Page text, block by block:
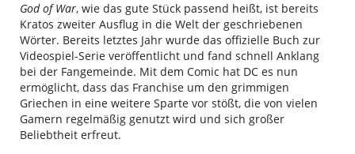
God of War, wie das gute Stück passend heißt, ist bereits
Kratos zweiter Ausflug in die Welt der geschriebenen
Wörter. Bereits letztes Jahr wurde das offizielle Buch zur
Videospiel-Serie veröffentlicht und fand schnell Anklang
bei der Fangemeinde. Mit dem Comic hat DC es nun
ermöglicht, dass das Franchise um den grimmigen
Griechen in eine weitere Sparte vor stößt, die von vielen
Gamern regelmäßig genutzt wird und sich großer
Beliebtheit erfreut.